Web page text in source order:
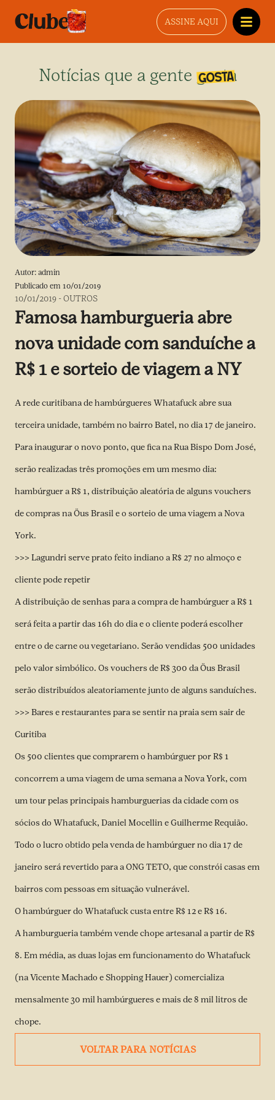
ASSINE AQUI
Notícias que a gente gosta
Autor: admin
Publicado em 10/01/2019
10/01/2019 -OUTROS
Famosa hamburgueria abre
nova unidade com sanduíche a
R$ 1 e sorteio de viagem a NY
A rede curitibana de hambúrgueres Whatafuck abre sua
terceira unidade, também no bairro Batel, no dia 17 de janeiro.
Para inaugurar o novo ponto, que fica na Rua Bispo Dom José,
serão realizadas três promoções em um mesmo dia:
hambúrguer a R$ 1, distribuição aleatória de alguns vouchers
de compras na Öus Brasil e o sorteio de uma viagem a Nova
York.
>>> Lagundri serve prato feito indiano a R$ 27 no almoço e
cliente pode repetir
A distribuição de senhas para a compra de hambúrguer a R$ 1
será feita a partir das 16h do dia e o cliente poderá escolher
entre o de carne ou vegetariano. Serão vendidas 500 unidades
pelo valor simbólico. Os vouchers de R$ 300 da Öus Brasil
serão distribuídos aleatoriamente junto de alguns sanduíches.
>>> Bares e restaurantes para se sentir na praia sem sair de
Curitiba
Os 500 clientes que comprarem o hambúrguer por R$ 1
concorrem a uma viagem de uma semana a Nova York, com
um tour pelas principais hamburguerias da cidade com os
sócios do Whatafuck, Daniel Mocellin e Guilherme Requião.
Todo o lucro obtido pela venda de hambúrguer no dia 17 de
janeiro será revertido para a ONG TETO, que constrói casas em
bairros com pessoas em situação vulnerável.
O hambúrguer do Whatafuck custa entre R$ 12 e R$ 16.
A hamburgueria também vende chope artesanal a partir de R$
8. Em média, as duas lojas em funcionamento do Whatafuck
(na Vicente Machado e Shopping Hauer) comercializa
mensalmente 30 mil hambúrgueres e mais de 8 mil litros de
chope.
VOLTAR PARA NOTÍCIAS